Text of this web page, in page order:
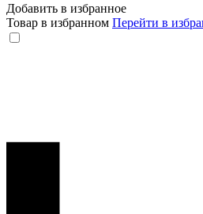
Добавить в избранное
Товар в избранном Перейти в